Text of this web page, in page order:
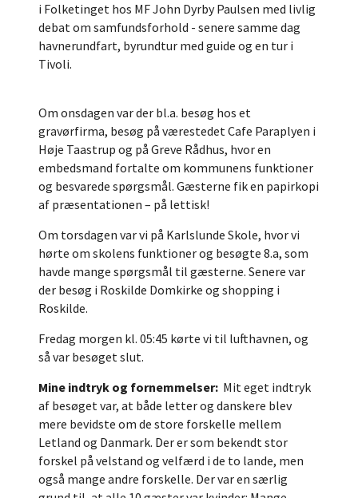
i Folketinget hos MF John Dyrby Paulsen med livlig
debat om samfundsforhold - senere samme dag
havnerundfart, byrundtur med guide og en tur i
Tivoli.
Om onsdagen var der bl.a. besøg hos et
gravørfirma, besøg på værestedet Cafe Paraplyen i
Høje Taastrup og på Greve Rådhus, hvor en
embedsmand fortalte om kommunens funktioner
og besvarede spørgsmål. Gæsterne fik en papirkopi
af præsentationen – på lettisk!
Om torsdagen var vi på Karlslunde Skole, hvor vi
hørte om skolens funktioner og besøgte 8.a, som
havde mange spørgsmål til gæsterne. Senere var
der besøg i Roskilde Domkirke og shopping i
Roskilde.
Fredag morgen kl. 05:45 kørte vi til lufthavnen, og
så var besøget slut.
Mine indtryk og fornemmelser: Mit eget indtryk
af besøget var, at både letter og danskere blev
mere bevidste om de store forskelle mellem
Letland og Danmark. Der er som bekendt stor
forskel på velstand og velfærd i de to lande, men
også mange andre forskelle. Der var en særlig